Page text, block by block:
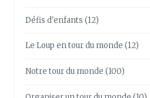
Défis d'enfants (12)
Le Loup en tour du monde (12)
Notre tour du monde (100)